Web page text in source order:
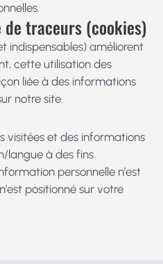
traceurs (cookies)
indispensables) améliorent
cette utilisation des
liée à des informations
notre site.
visitées et des informations
langue à des fins
personnelle n’est
positionné sur votre